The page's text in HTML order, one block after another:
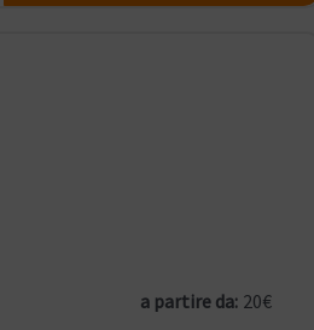
a partire da: 20€